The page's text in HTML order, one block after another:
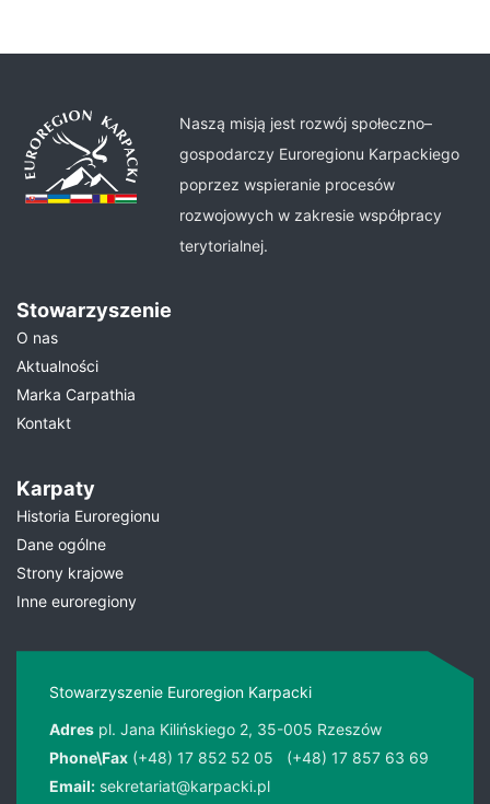
Naszą misją jest rozwój społeczno–
gospodarczy Euroregionu Karpackiego
poprzez wspieranie procesów
rozwojowych w zakresie współpracy
terytorialnej.
Stowarzyszenie
O nas
Aktualności
Marka Carpathia
Kontakt
Karpaty
Historia Euroregionu
Dane ogólne
Strony krajowe
Inne euroregiony
Stowarzyszenie Euroregion Karpacki
Adres pl. Jana Kilińskiego 2, 35-005 Rzeszów
Phone\Fax (+48) 17 852 52 05
(+48) 17 857 63 69
Email: sekretariat@karpacki.pl